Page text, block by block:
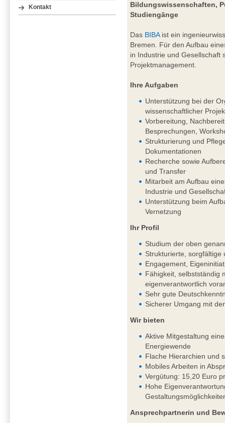
Kontakt
Bildungswissenschaften,
Studiengänge
Das BIBAist ein
Bremen. Für den Aufbau
in Industrie und Gesellschaft
Projektmanagement.
Ihre Aufgaben
Unterstützung bei der
wissenschaftlicher
Vorbereitung,
Besprechungen,
Strukturierung und
Dokumentationen
Recherche sowie
und Transfer
Mitarbeit am Aufbau
Industrie und
Unterstützung beim
Vernetzung
Ihr Profil
Studium der oben
Strukturierte, sorgfältige
Engagement,
Fähigkeit, selbstständig
eigenverantwortlich
Sehr gute
Sicherer Umgang mit
Wir bieten
Aktive Mitgestaltung
Energiewende
Flache Hierarchien und
Mobiles Arbeiten in
Vergütung: 15,20 Euro
Hohe
Ansprechpartnerin und